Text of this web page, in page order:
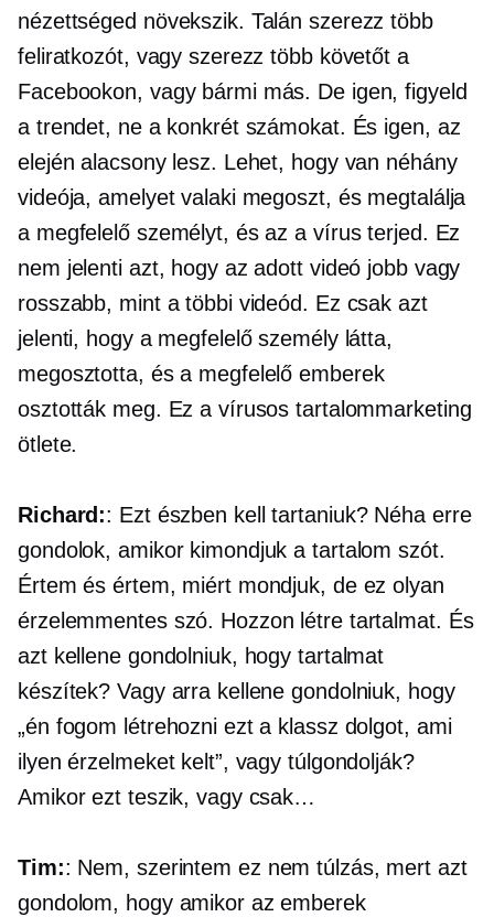
nézettséged növekszik. Talán szerezz több
feliratkozót, vagy szerezz több követőt a
Facebookon, vagy bármi más. De igen, figyeld
a trendet, ne a konkrét számokat. És igen, az
elején alacsony lesz. Lehet, hogy van néhány
videója, amelyet valaki megoszt, és megtalálja
a megfelelő személyt, és az a vírus terjed. Ez
nem jelenti azt, hogy az adott videó jobb vagy
rosszabb, mint a többi videód. Ez csak azt
jelenti, hogy a megfelelő személy látta,
megosztotta, és a megfelelő emberek
osztották meg. Ez a vírusos tartalommarketing
ötlete.
Richard:: Ezt észben kell tartaniuk? Néha erre
gondolok, amikor kimondjuk a tartalom szót.
Értem és értem, miért mondjuk, de ez olyan
érzelemmentes szó. Hozzon létre tartalmat. És
azt kellene gondolniuk, hogy tartalmat
készítek? Vagy arra kellene gondolniuk, hogy
„én fogom létrehozni ezt a klassz dolgot, ami
ilyen érzelmeket kelt”, vagy túlgondolják?
Amikor ezt teszik, vagy csak…
Tim:: Nem, szerintem ez nem túlzás, mert azt
gondolom, hogy amikor az emberek